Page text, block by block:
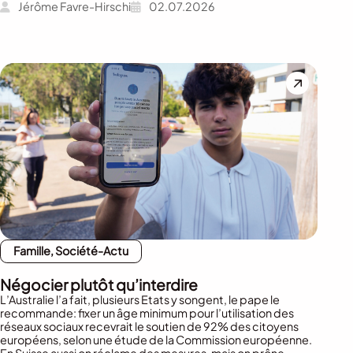
Jérôme Favre-Hirschi 02.07.2026
Famille, Société-Actu
Négocier plutôt qu’interdire
L’Australie l’a fait, plusieurs Etats y songent, le pape le
recommande: fixer un âge minimum pour l’utilisation des
réseaux sociaux recevrait le soutien de 92% des citoyens
européens, selon une étude de la Commission européenne.